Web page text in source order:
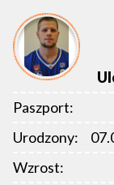
Paszport:
Urodzony:
Wzrost: